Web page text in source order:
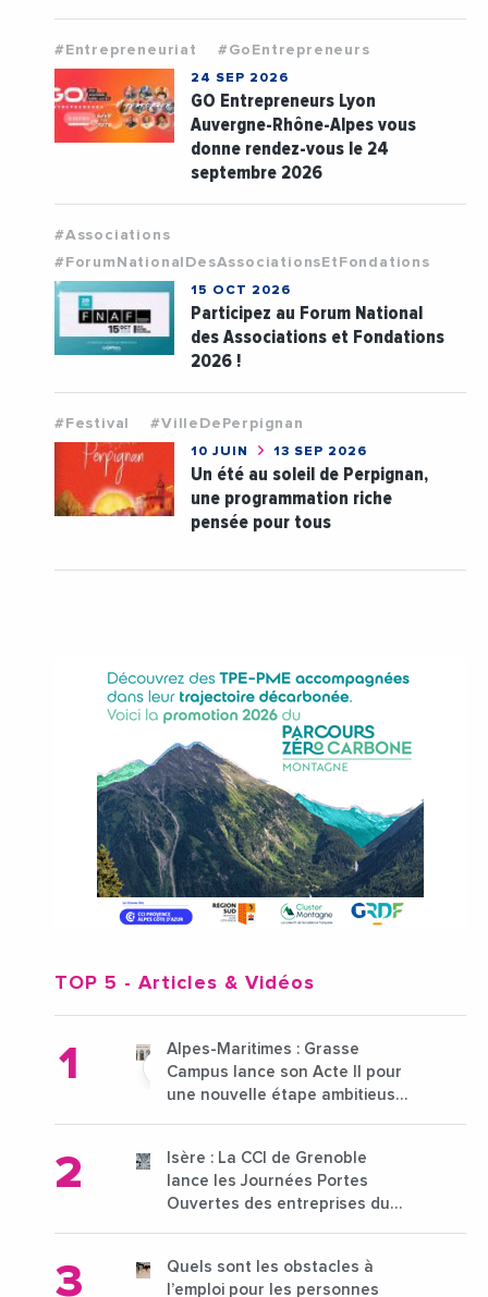
#Entrepreneuriat #GoEntrepreneurs
24 SEP 2026
GO Entrepreneurs Lyon
Auvergne-Rhône-Alpes vous
donne rendez-vous le 24
septembre 2026
#Associations
#ForumNationalDesAssociationsEtFondations
15 OCT 2026
Participez au Forum National
des Associations et Fondations
2026 !
#Festival #VilleDePerpignan
10 JUIN 13 SEP 2026
Un été au soleil de Perpignan,
une programmation riche
pensée pour tous
TOP 5 - Articles & Vidéos
Alpes-Maritimes : Grasse
Campus lance son Acte II pour
une nouvelle étape ambitieuse
Isère : La CCI de Grenoble
lance les Journées Portes
Ouvertes des entreprises du
Quels sont les obstacles à
l’emploi pour les personnes